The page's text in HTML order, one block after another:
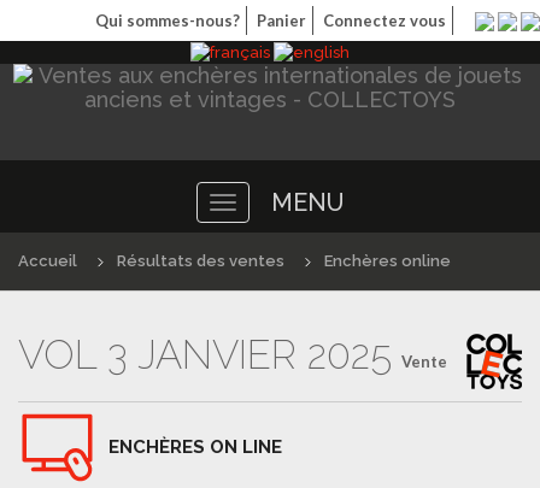
Qui sommes-nous? Panier Connectez vous
Toggle
navigation
MENU
Accueil Résultats des ventes Enchères online
Vente
VOL 3 JANVIER 2025
ENCHÈRES ON LINE